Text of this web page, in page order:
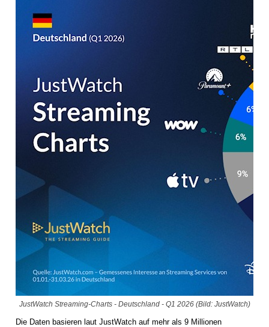
JustWatch Streaming-Charts - Deutschland - Q1 2026 (Bild: JustWatch)
Die Daten basieren laut JustWatch auf mehr als 9 Millionen